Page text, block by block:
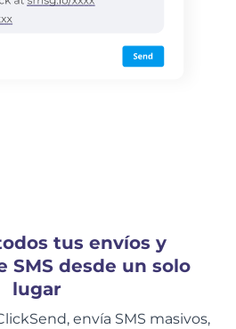
tus envíos y
SMS desde un solo
lugar
envía SMS masivos,